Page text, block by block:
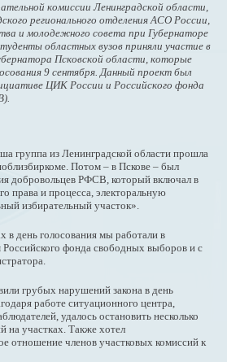
комиссии Ленинградской области,
регионального отделения АСО России,
и молодежного совета при Губернаторе
областных вузов приняли участие в
Псковской области, которые
9 сентября. Данный проект был
ЦИК России и Российского фонда
группа из Ленинградской области прошла
Потом – в Пскове – был
добровольцев РФСВ, который включал в
права и процесса, электоральную
избирательный участок».
в день голосования мы работали в
Российского фонда свободных выборов и с
грубых нарушений закона в день
работе ситуационного центра,
удалось остановить несколько
на участках. Также хотел
отношение членов участковых комиссий к